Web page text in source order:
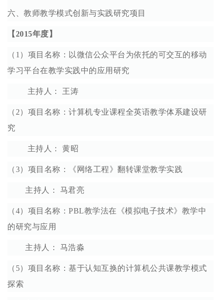
六、教师教学模式创新与实践研究项目
【2015年度】
（1）项目名称：以微信公众平台为依托的可交互的移动
学习平台在教学实践中的应用研究
主持人： 王涛
（2）项目名称：计算机专业课程全英语教学体系建设研
究
主持人： 黄昭
（3）项目名称：《网络工程》翻转课堂教学实践
主持人： 马君亮
（4）项目名称：PBL教学法在《模拟电子技术》教学中
的研究与应用
主持人： 马浩淼
（5）项目名称：基于认知互换的计算机公共课教学模式
探索